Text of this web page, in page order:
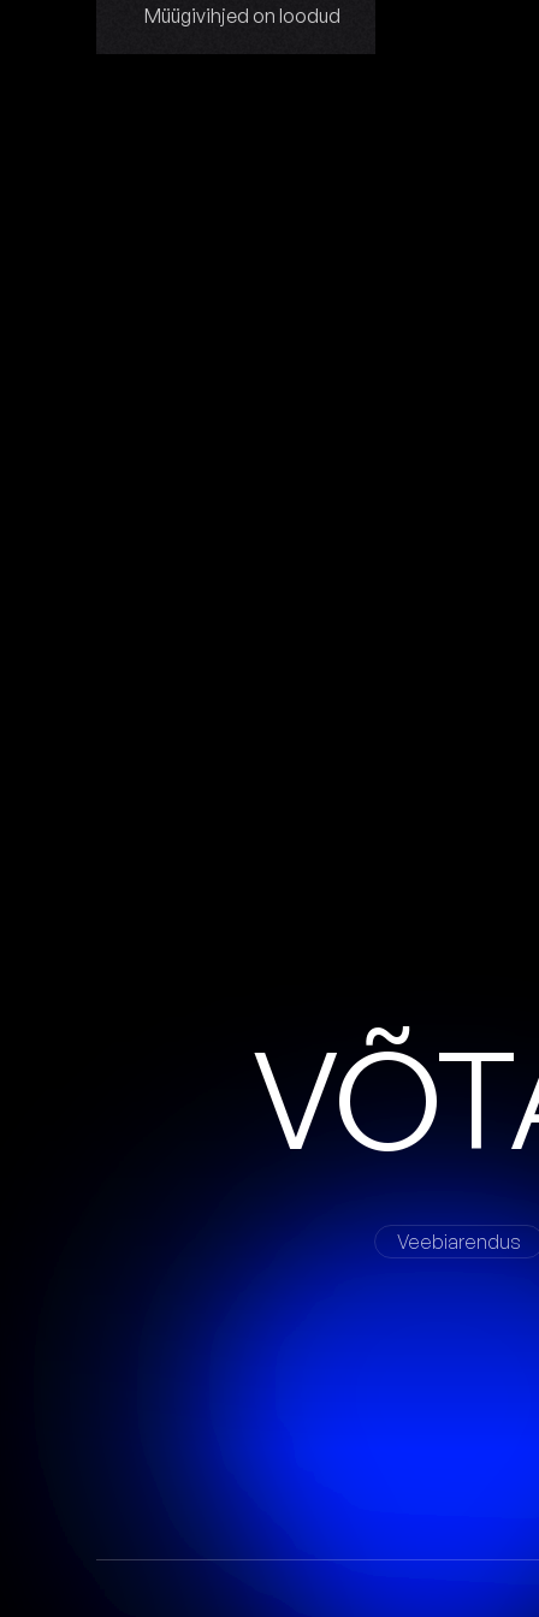
Müügivihjed on loodud
VÕT
Veebiarendus